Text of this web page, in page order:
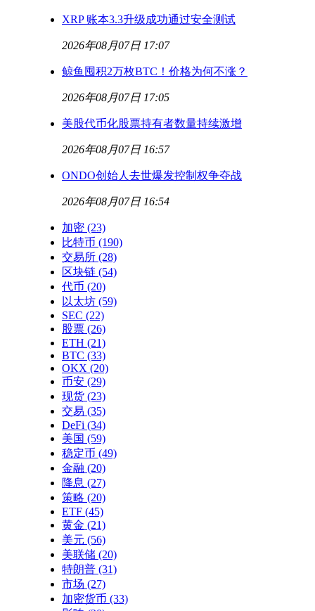
XRP 账本3.3升级成功通过安全测试
2026年08月07日 17:07
鲸鱼囤积2万枚BTC！价格为何不涨？
2026年08月07日 17:05
美股代币化股票持有者数量持续激增
2026年08月07日 16:57
ONDO创始人去世爆发控制权争夺战
2026年08月07日 16:54
加密 (23)
比特币 (190)
交易所 (28)
区块链 (54)
代币 (20)
以太坊 (59)
SEC (22)
股票 (26)
ETH (21)
BTC (33)
OKX (20)
币安 (29)
现货 (23)
交易 (35)
DeFi (34)
美国 (59)
稳定币 (49)
金融 (20)
降息 (27)
策略 (20)
ETF (45)
黄金 (21)
美元 (56)
美联储 (20)
特朗普 (31)
市场 (27)
加密货币 (33)